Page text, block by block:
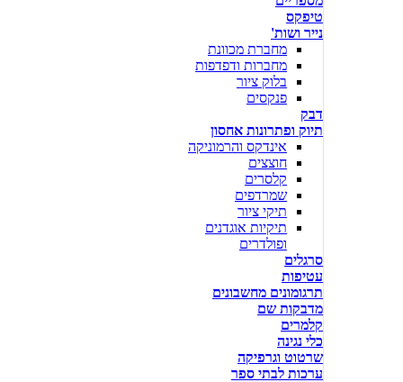
טיפקס
נייר ושות'
מחברת מכוונת
מחברות ודפדפות
בלוק ציור
פנקסים
דבק
תיוק ופתרונות אחסון
אינדקס והרמוניקה
חוצצים
קלסרים
שמרדפים
תיקי ציור
תיקיות אוגדנים
ופולדרים
סרגלים
עטיפות
תרגומונים מחשבונים
מדבקות שם
קלמרים
כלי נגינה
שרטוט וגרפיקה
ערכות לבתי ספר